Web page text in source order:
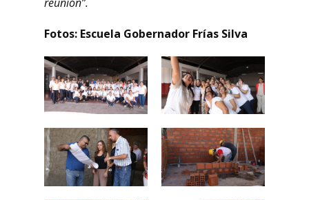
Fotos: Escuela Gobernador Frías Silva